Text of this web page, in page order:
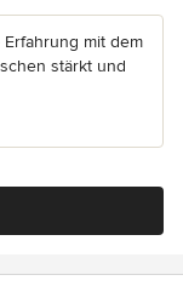
mit dem
stärkt und